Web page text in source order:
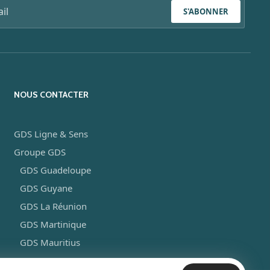
S'ABONNER
NOUS CONTACTER
GDS Ligne & Sens
Groupe GDS
GDS Guadeloupe
GDS Guyane
GDS La Réunion
GDS Martinique
GDS Mauritius